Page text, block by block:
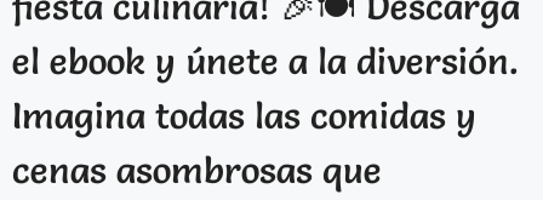
el ebook y únete a la diversión.
Imagina todas las comidas y
cenas asombrosas que